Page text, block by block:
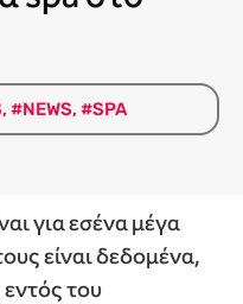
, #NEWS, #SPA
για εσένα μέγα
είναι δεδομένα,
του